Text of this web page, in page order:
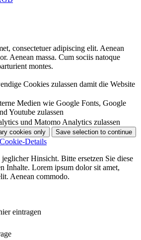
consectetuer adipiscing elit. Aenean
Aenean massa. Cum sociis natoque
montes.
Cookies zulassen damit die Website
Medien wie Google Fonts, Google
Youtube zulassen
und Matomo Analytics zulassen
Cookie-Details
Hinsicht. Bitte ersetzen Sie diese
Inhalte. Lorem ipsum dolor sit amet,
Aenean commodo.
eintragen